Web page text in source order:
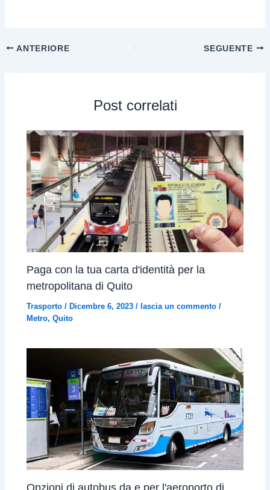
ANTERIORE SEGUENTE
Post correlati
Paga con la tua carta d'identità per la
metropolitana di Quito
Trasporto /Dicembre 6, 2023/lascia un commento /
Metro,Quito
Opzioni di autobus da e per l'aeroporto di